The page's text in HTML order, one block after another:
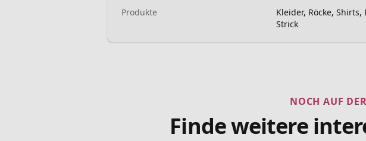
Produkte
Kleider, Röcke, Shirts,
Strick
NOCH AUF
Finde weitere